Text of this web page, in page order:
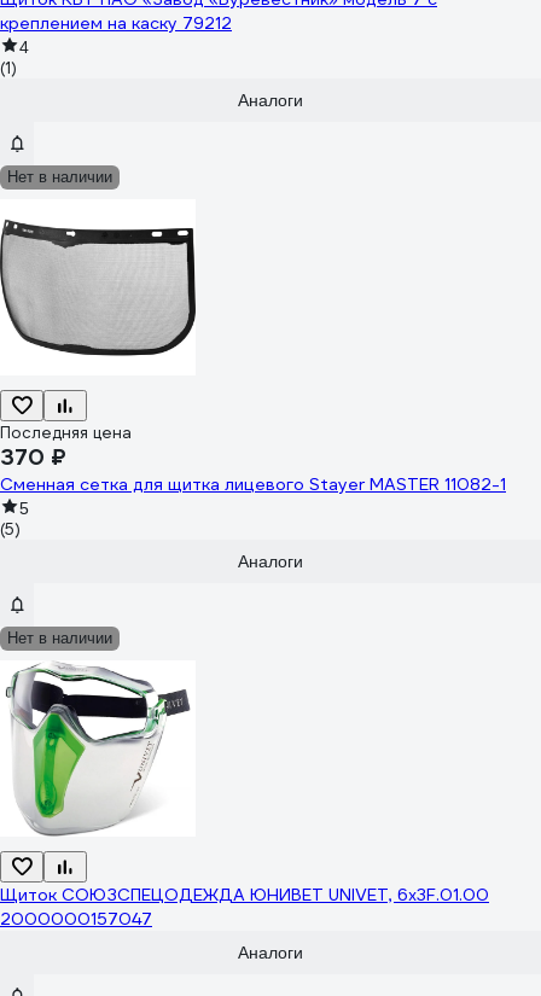
креплением на каску 79212
4
(1)
Аналоги
Нет в наличии
Последняя цена
370 ₽
Сменная сетка для щитка лицевого Stayer MASTER 11082-1
5
(5)
Аналоги
Нет в наличии
Щиток СОЮЗСПЕЦОДЕЖДА ЮНИВЕТ UNIVET, 6x3F.01.00
2000000157047
Аналоги